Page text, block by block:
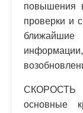
повышения
проверки и
СКОРОСТЬ
основные